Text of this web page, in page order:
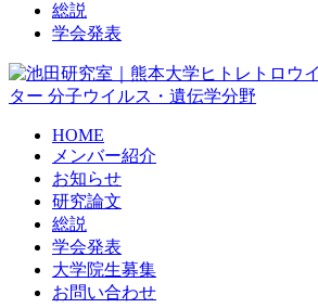
総説
学会発表
HOME
メンバー紹介
お知らせ
研究論文
総説
学会発表
大学院生募集
お問い合わせ